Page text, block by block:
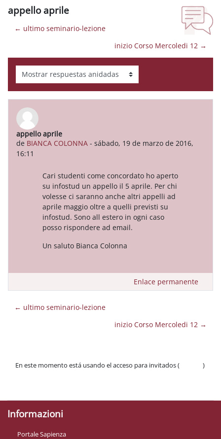
appello aprile
← ultimo seminario-lezione
inizio Corso Mercoledi 12 →
Mostrar modo
appello aprile
de BIANCA COLONNA - sábado, 19 de marzo de 2016,
16:11
Número de respuestas: 0
Cari studenti come concordato ho aperto
su infostud un appello il 5 aprile. Per chi
volesse ci saranno anche altri appelli ad
aprile maggio oltre a quelli previsti su
infostud. Sono all estero in ogni caso
posso rispondere ad email.
Un saluto Bianca Colonna
Enlace permanente
← ultimo seminario-lezione
inizio Corso Mercoledi 12 →
En este momento está usando el acceso para invitados (
)
Informazioni
Portale Sapienza